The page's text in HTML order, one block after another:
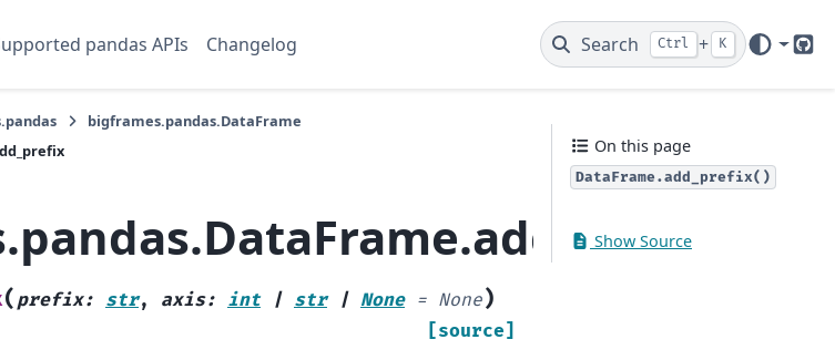
pandas APIs Changelog Search Ctrl + K
bigframes.pandas.DataFrame
( prefix: str, axis: int | str | None = None)
[source]
On this page
DataFrame.add_prefix()
Show Source